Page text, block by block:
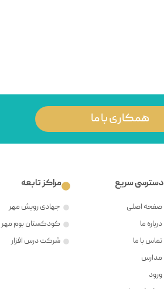
همکاری با ما
دسترسی سریع
صفحه اصلی
درباره ما
تماس با ما
مدارس
ورود
مراکز تابعه
جهادی رویش مهر
کودکستان بوم مهر
شرکت درس افزار